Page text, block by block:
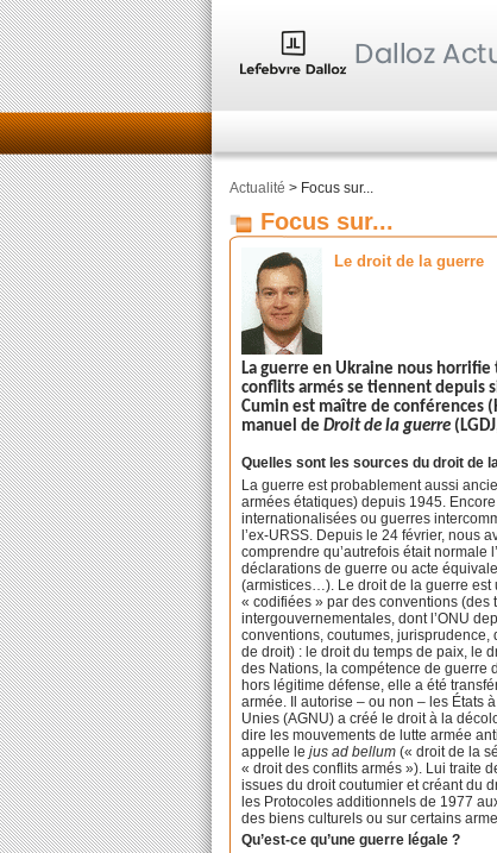
Actualité > Focus sur...
Focus sur...
Le droit de la guerre
La guerre en Ukraine nous
conflits armés se tiennent depuis
Cumin est maître de conférences
manuel deDroit de la guerre
Quelles sont les sources du droit de
La guerre est probablement aussi
armées étatiques) depuis 1945.
internationalisées ou guerres
l’ex-URSS. Depuis le 24 février, nous
comprendre qu’autrefois était normale
déclarations de guerre ou acte
(armistices…). Le droit de la guerre est
« codifiées » par des conventions
intergouvernementales, dont l’ONU
conventions, coutumes,
de droit) : le droit du temps de paix, le
des Nations, la compétence de guerre
hors légitime défense, elle a été
armée. Il autorise – ou non – les États
Unies (AGNU) a créé le droit à la
dire les mouvements de lutte armée
appelle lejus ad bellum (« droit de la
« droit des conflits armés »). Lui traite
issues du droit coutumier et créant du
les Protocoles additionnels de 1977
des biens culturels ou sur certains
Qu’est-ce qu’une guerre légale ?